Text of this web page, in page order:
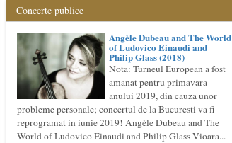
Concerte publice
Angèle Dubeau and The World
of Ludovico Einaudi and
Philip Glass (2018)
Nota: Turneul European a fost
amanat pentru primavara
anului 2019, din cauza unor
probleme personale; concertul de la Bucuresti va fi
reprogramat in iunie 2019! Angèle Dubeau and The
World of Ludovico Einaudi and Philip Glass Vioara...